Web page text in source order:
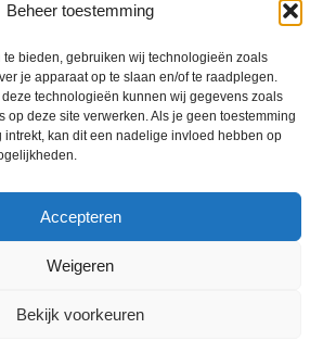
Beheer toestemming
te bieden, gebruiken wij technologieën zoals
je apparaat op te slaan en/of te raadplegen.
deze technologieën kunnen wij gegevens zoals
op deze site verwerken. Als je geen toestemming
intrekt, kan dit een nadelige invloed hebben op
Accepteren
Weigeren
Bekijk voorkeuren
Terug
naar
boven
RTV SLOS ANBI